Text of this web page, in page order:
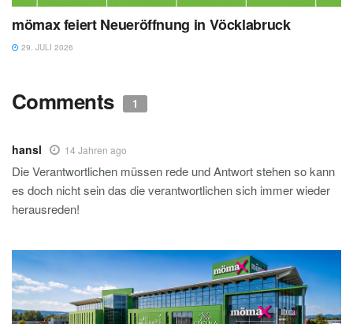
mömax feiert Neueröffnung in Vöcklabruck
29. JULI 2026
Comments 1
hansl 14 Jahren ago
Die Verantwortlichen müssen rede und Antwort stehen so kann
es doch nicht sein das die verantwortlichen sich immer wieder
herausreden!